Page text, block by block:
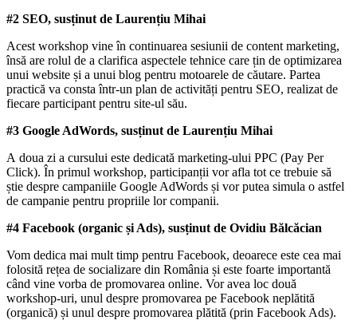
#2 SEO, susținut de Laurențiu Mihai
Acest workshop vine în continuarea sesiunii de content marketing,
însă are rolul de a clarifica aspectele tehnice care țin de optimizarea
unui website și a unui blog pentru motoarele de căutare. Partea
practică va consta într-un plan de activități pentru SEO, realizat de
fiecare participant pentru site-ul său.
#3 Google AdWords, susținut de Laurențiu Mihai
A doua zi a cursului este dedicată marketing-ului PPC (Pay Per
Click). În primul workshop, participanții vor afla tot ce trebuie să
știe despre campaniile Google AdWords și vor putea simula o astfel
de campanie pentru propriile lor companii.
#4 Facebook (organic și Ads), susținut de Ovidiu Bălcăcian
Vom dedica mai mult timp pentru Facebook, deoarece este cea mai
folosită rețea de socializare din România și este foarte importantă
când vine vorba de promovarea online. Vor avea loc două
workshop-uri, unul despre promovarea pe Facebook neplătită
(organică) și unul despre promovarea plătită (prin Facebook Ads).